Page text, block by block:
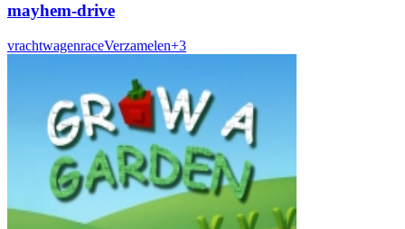
mayhem-drive
vrachtwagenraceVerzamelen+3